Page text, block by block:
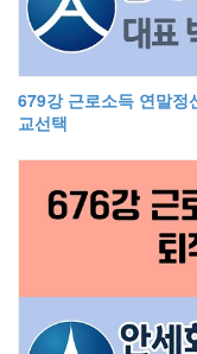
679강 근로소득 연말정
교선택